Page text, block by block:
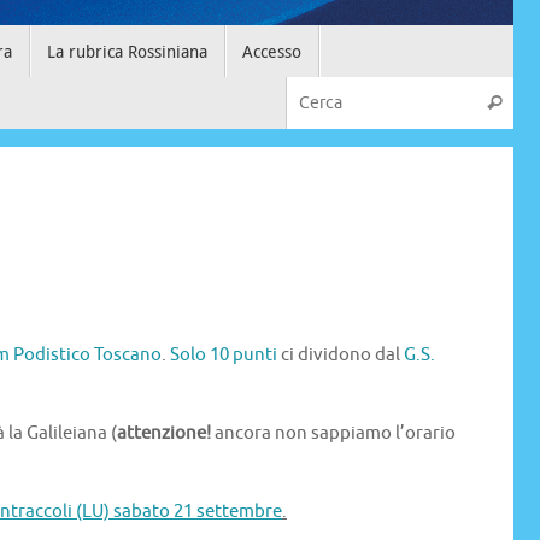
La rubrica Rossiniana Accesso
Podistico Toscano. Solo 10 punti ci dividono dalG.S.
Galileiana (attenzione!ancora non sappiamo l’orario
(LU) sabato 21 settembre.